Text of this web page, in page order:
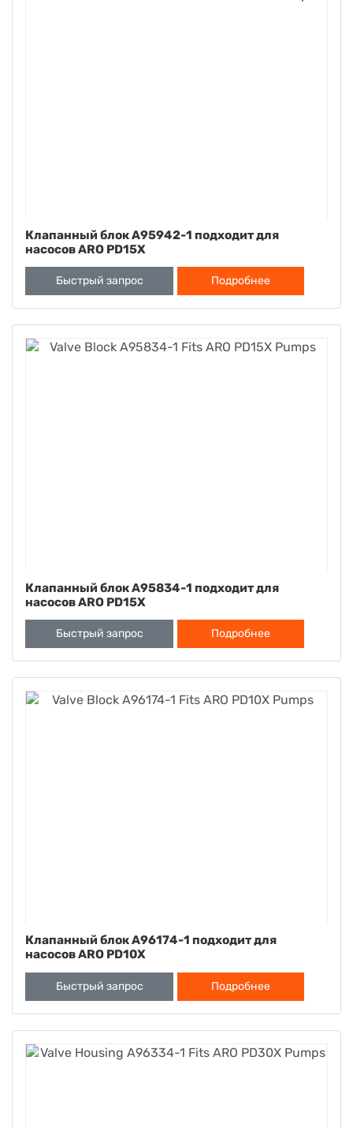
Клапанный блок A95942-1 подходит для
насосов ARO PD15X
Быстрый запрос Подробнее
Клапанный блок A95834-1 подходит для
насосов ARO PD15X
Быстрый запрос Подробнее
Клапанный блок A96174-1 подходит для
насосов ARO PD10X
Быстрый запрос Подробнее